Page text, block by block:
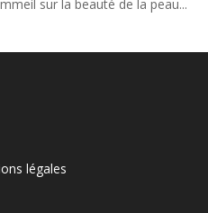
sur la beauté de la peau...
légales